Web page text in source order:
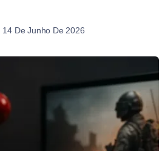
14 De Junho De 2026